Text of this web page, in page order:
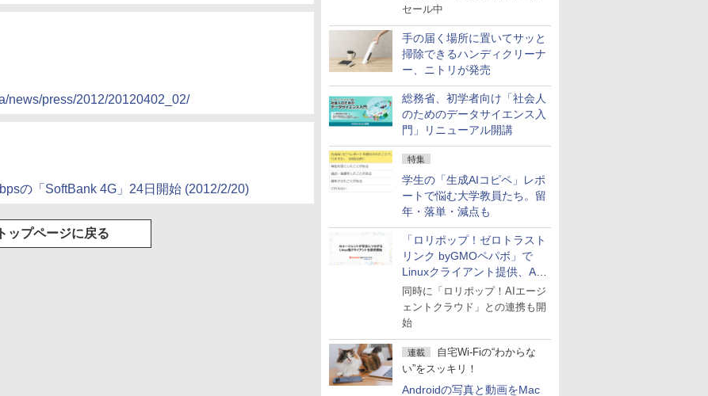
セール中
手の届く場所に置いてサッと
掃除できるハンディクリーナ
ー、ニトリが発売
総務省、初学者向け「社会人
のためのデータサイエンス入
門」リニューアル開講
特集
学生の「生成AIコピペ」レポ
ートで悩む大学教員たち。留
年・落単・減点も
「ロリポップ！ゼロトラスト
リンク byGMOペパボ」で
Linuxクライアント提供、AI
エージェントの接続が容易に
同時に「ロリポップ！AIエージ
ェントクラウド」との連携も開
始
連載
自宅Wi-Fiの“わからな
い”をスッキリ！
Androidの写真と動画をMac
news/press/2012/20120402_02/
の「SoftBank 4G」24日開始 (2012/2/20)
トップページに戻る